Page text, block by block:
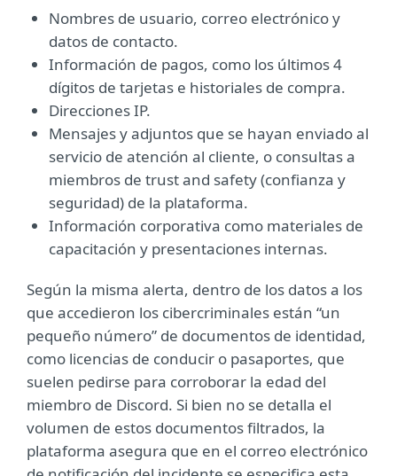
Nombres de usuario, correo electrónico y
datos de contacto.
Información de pagos, como los últimos 4
dígitos de tarjetas e historiales de compra.
Direcciones IP.
Mensajes y adjuntos que se hayan enviado al
servicio de atención al cliente, o consultas a
miembros de trust and safety (confianza y
seguridad) de la plataforma.
Información corporativa como materiales de
capacitación y presentaciones internas.
Según la misma alerta, dentro de los datos a los
que accedieron los cibercriminales están “un
pequeño número” de documentos de identidad,
como licencias de conducir o pasaportes, que
suelen pedirse para corroborar la edad del
miembro de Discord. Si bien no se detalla el
volumen de estos documentos filtrados, la
plataforma asegura que en el correo electrónico